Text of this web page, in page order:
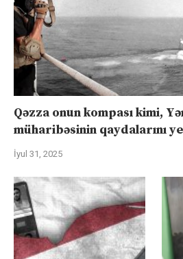
Qəzza onun kompası kimi,
müharibəsinin qaydalarını
İyul 31, 2025